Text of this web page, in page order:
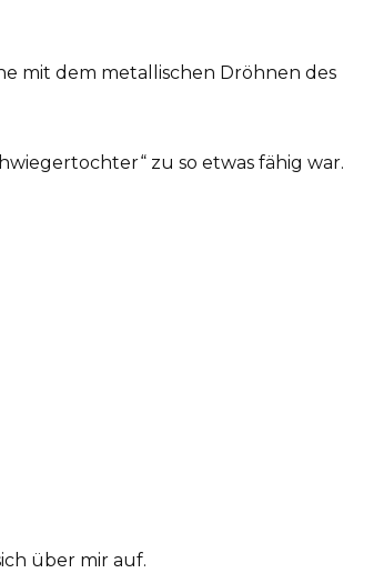
mit dem metallischen Dröhnen des
zu so etwas fähig war.
über mir auf.